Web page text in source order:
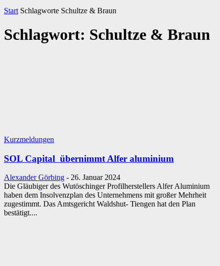
Start Schlagworte Schultze & Braun
Schlagwort: Schultze & Braun
Kurzmeldungen
SOL Capital übernimmt Alfer aluminium
Alexander Görbing - 26. Januar 2024
Die Gläubiger des Wutöschinger Profilherstellers Alfer Aluminium
haben dem Insolvenzplan des Unternehmens mit großer Mehrheit
zugestimmt. Das Amtsgericht Waldshut- Tiengen hat den Plan
bestätigt....